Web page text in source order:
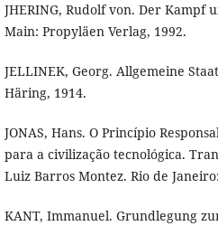
JHERING, Rudolf von. Der Kampf
Main: Propyläen Verlag, 1992.
JELLINEK, Georg. Allgemeine
Häring, 1914.
JONAS, Hans. O Princípio
para a civilização tecnológica.
Luiz Barros Montez. Rio de
KANT, Immanuel. Grundlegung